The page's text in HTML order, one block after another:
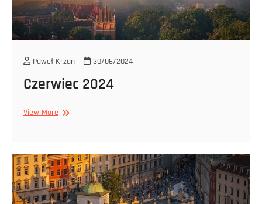
Paweł Krzan 30/06/2024
Czerwiec 2024
View MoreCzerwiec